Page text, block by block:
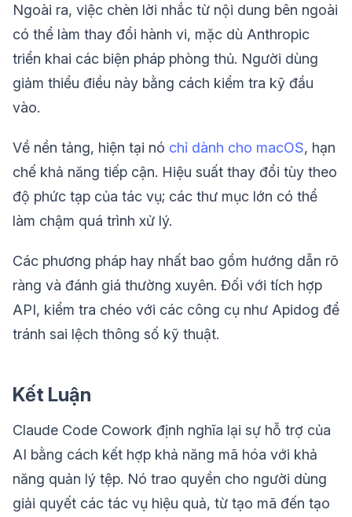
Ngoài ra, việc chèn lời nhắc từ nội dung bên ngoài
có thể làm thay đổi hành vi, mặc dù Anthropic
triển khai các biện pháp phòng thủ. Người dùng
giảm thiểu điều này bằng cách kiểm tra kỹ đầu
vào.
Về nền tảng, hiện tại nó chỉ dành cho macOS, hạn
chế khả năng tiếp cận. Hiệu suất thay đổi tùy theo
độ phức tạp của tác vụ; các thư mục lớn có thể
làm chậm quá trình xử lý.
Các phương pháp hay nhất bao gồm hướng dẫn rõ
ràng và đánh giá thường xuyên. Đối với tích hợp
API, kiểm tra chéo với các công cụ như Apidog để
tránh sai lệch thông số kỹ thuật.
Kết Luận
Claude Code Cowork định nghĩa lại sự hỗ trợ của
AI bằng cách kết hợp khả năng mã hóa với khả
năng quản lý tệp. Nó trao quyền cho người dùng
giải quyết các tác vụ hiệu quả, từ tạo mã đến tạo